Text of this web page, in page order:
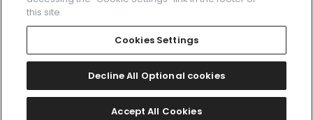
プライバシーポリシー Cookies Settings
Amazon PayはAmazon.com, Inc.またはその関連会社の商標です。
2026 CITIZEN WATCH CO., LTD.
this site.
Cookies Settings
Decline All Optional cookies
Accept All Cookies